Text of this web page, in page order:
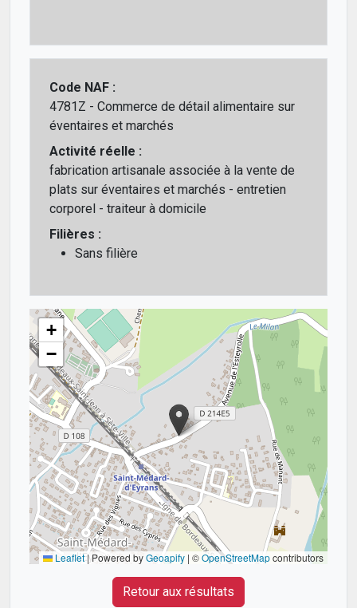
Code NAF :
4781Z - Commerce de détail alimentaire sur
éventaires et marchés
Activité réelle :
fabrication artisanale associée à la vente de
plats sur éventaires et marchés - entretien
corporel - traiteur à domicile
Filières :
Sans filière
+
−
Leaflet |Powered byGeoapify | ©OpenStreetMapcontributors
Retour aux résultats